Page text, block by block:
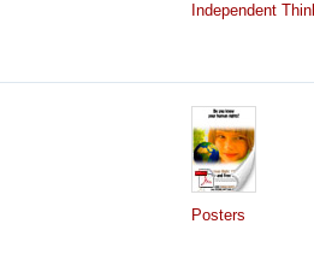
Independent
Posters